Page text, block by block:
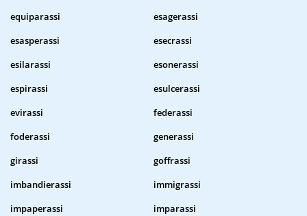
equiparassi
esagerassi
esasperassi
esecrassi
esilarassi
esonerassi
espirassi
esulcerassi
evirassi
federassi
foderassi
generassi
girassi
goffrassi
imbandierassi
immigrassi
impaperassi
imparassi